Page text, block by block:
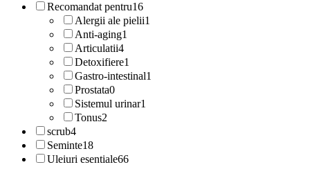
Recomandat pentru16
Alergii ale pielii1
Anti-aging1
Articulatii4
Detoxifiere1
Gastro-intestinal1
Prostata0
Sistemul urinar1
Tonus2
scrub4
Seminte18
Uleiuri esentiale66